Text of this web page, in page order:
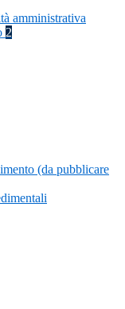
amministrativa
2
(da pubblicare